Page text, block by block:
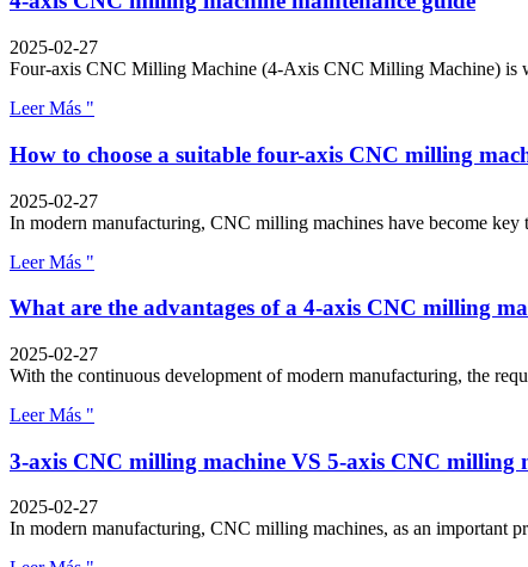
2025-02-27
Four-axis CNC Milling Machine (4-Axis CNC Milling Machine) is
Leer Más "
How to choose a suitable four-axis CNC milling
2025-02-27
In modern manufacturing, CNC milling machines have become
Leer Más "
What are the advantages of a 4-axis CNC milling
2025-02-27
With the continuous development of modern manufacturing, the
Leer Más "
3-axis CNC milling machine VS 5-axis CNC milling
2025-02-27
In modern manufacturing, CNC milling machines, as an important